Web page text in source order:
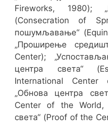
Fireworks, 1980);
(Consecration of
пошумљавање“
„Проширење
Center);
центра света“
International
„Обнова центра
Center of the World,
света“ (Proof of the